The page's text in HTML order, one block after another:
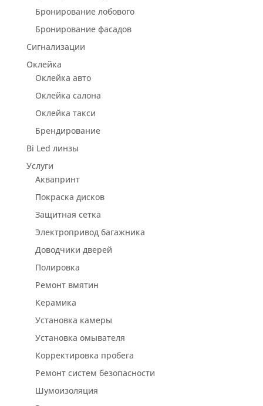
Бронирование лобового
Бронирование фасадов
Сигнализации
Оклейка
Оклейка авто
Оклейка салона
Оклейка такси
Брендирование
Bi Led линзы
Услуги
Аквапринт
Покраска дисков
Защитная сетка
Электропривод багажника
Доводчики дверей
Полировка
Ремонт вмятин
Керамика
Установка камеры
Установка омывателя
Корректировка пробега
Ремонт систем безопасности
Шумоизоляция